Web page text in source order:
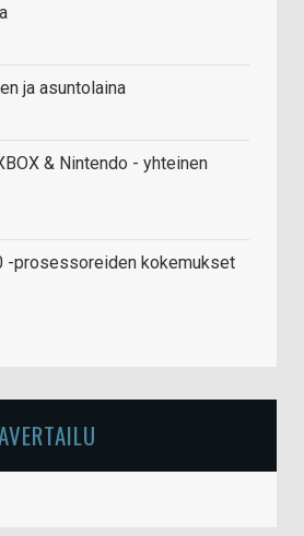
ja asuntolaina
& Nintendo - yhteinen
-prosessoreiden kokemukset